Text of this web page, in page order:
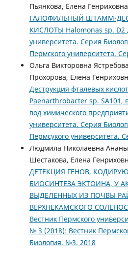
Пьянкова, Елена
ГАЛОФИЛЬНЫЙ ШТАММ-
КИСЛОТЫ Halomonas sp. D2 ,
университета. Серия
Пермского университета.
Ольга Викторовна
Прохорова, Елена
Деструкция фталевых
Paenarthrobacter sp.
вод химического
университета. Серия
Пермсукого университета.
Людмила Николаевна
Шестакова, Елена
ДЕТЕКЦИЯ ГЕНОВ,
БИОСИНТЕЗА ЭКТОИНА, У
ВЫДЕЛЕННЫХ ИЗ ПОЧВЫ
ВЕРХНЕКАМСКОГО
Вестник Пермского
№ 3 (2018): Вестник
Биология. №3. 2018